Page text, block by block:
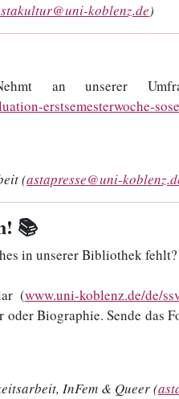
koblenz.de)
an unserer
erstsemesterwoche-
(astapresse@uni-
📚
in unserer Bibliothek fehlt?
(www.uni-koblenz.de/de/
oder Biographie. Sende das
InFem & Queer (